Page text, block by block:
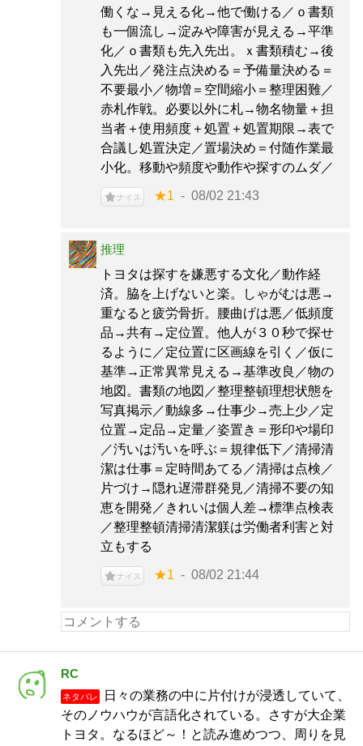
働くな→見える化→他で働ける／ｏ書類
も一個流し→淀みや障害が見える→平準
化／ｏ書類も先入先出。ｘ書類積む→後
入先出／発注点決める＝予備量決める＝
不要最小／物増＝空間縮小＝整理困難／
赤札作戦。必要以外に札→物名物量＋担
当者＋使用頻度＋処置＋処置期限→表で
合議し処置決定／置場決め＝付随作業最
小化。移動や頻度や動作や探すのムダ／
ナイス ★1 08/02 21:43
推理
トヨタは探すを嫌悪する文化／動作経
済。脇を上げないと楽。しゃがむは悪→
重なると疲労骨折。腰曲げは悪／低頻度
品→共有→定位置。他人が３０秒で探せ
るように／定位置に区画線を引く／仮に
基準→正常異常見える→基準改良／物の
地図。書類の地図／整理整頓理想状態を
写真掲示／動線多→仕事少→売上少／定
位置→定品→定量／姿置き＝形印や場印
／汚いは汚いを呼ぶ＝規律低下／清掃清
潔は仕事＝定時間あてる／清掃は点検／
片づけ→隠れ遅滞群発見／清掃不要の知
恵を開発／きれいは個人差→標準点検表
／整理整頓清掃清潔躾は労働者利害と対
立もする
ナイス ★1 08/02 21:44
RC
ネタバレ
日々の業務の中に片付けが浸透していて、
そのノウハウが言語化されている。さすが大企業
トヨタ。なるほど～！と読み進めつつ、周りを見